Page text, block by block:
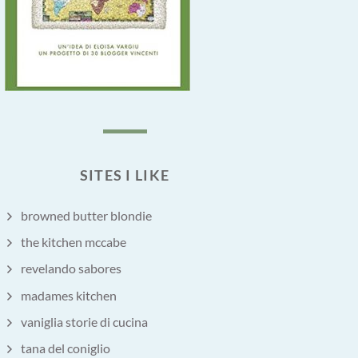
SITES I LIKE
browned butter blondie
the kitchen mccabe
revelando sabores
madames kitchen
vaniglia storie di cucina
tana del coniglio